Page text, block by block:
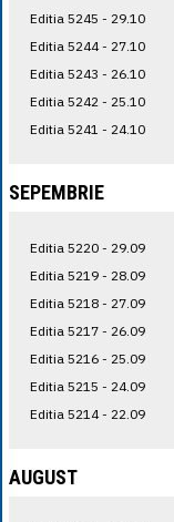
Editia 5245 - 29.10
Editia 5244 - 27.10
Editia 5243 - 26.10
Editia 5242 - 25.10
Editia 5241 - 24.10
SEPEMBRIE
Editia 5220 - 29.09
Editia 5219 - 28.09
Editia 5218 - 27.09
Editia 5217 - 26.09
Editia 5216 - 25.09
Editia 5215 - 24.09
Editia 5214 - 22.09
AUGUST